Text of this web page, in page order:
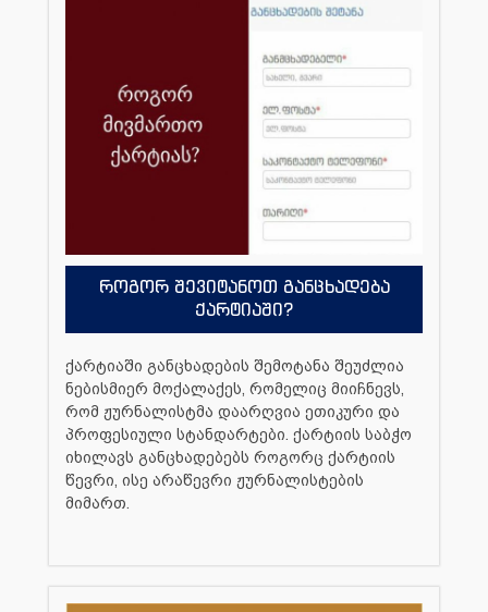
როგორ შევიტანოთ განცხადება
ქარტიაში?
ქარტიაში განცხადების შემოტანა შეუძლია
ნებისმიერ მოქალაქეს, რომელიც მიიჩნევს,
რომ ჟურნალისტმა დაარღვია ეთიკური და
პროფესიული სტანდარტები. ქარტიის საბჭო
იხილავს განცხადებებს როგორც ქარტიის
წევრი, ისე არაწევრი ჟურნალისტების
მიმართ.